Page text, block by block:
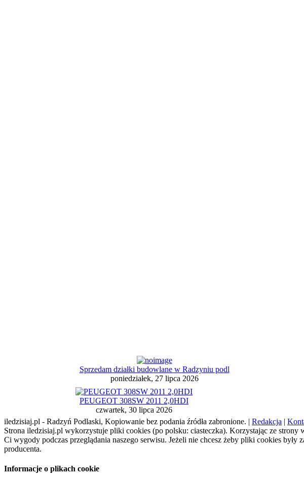
Sprzedam działki budowlane w Radzyniu podl
poniedziałek, 27 lipca 2026
PEUGEOT 308SW 2011 2,0HDI
czwartek, 30 lipca 2026
iledzisiaj.pl - Radzyń Podlaski, Kopiowanie bez podania źródła zabronione. | Redakcja |
Strona iledzisiaj.pl wykorzystuje pliki cookies (po polsku: ciasteczka). Korzystając ze
Ci wygody podczas przeglądania naszego serwisu. Jeżeli nie chcesz żeby pliki cookies
producenta.
Informacje o plikach cookie